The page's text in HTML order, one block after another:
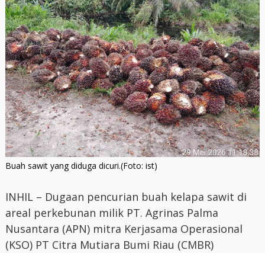
Buah sawit yang diduga dicuri.(Foto: ist)
INHIL – Dugaan pencurian buah kelapa sawit di
areal perkebunan milik PT. Agrinas Palma
Nusantara (APN) mitra Kerjasama Operasional
(KSO) PT Citra Mutiara Bumi Riau (CMBR)